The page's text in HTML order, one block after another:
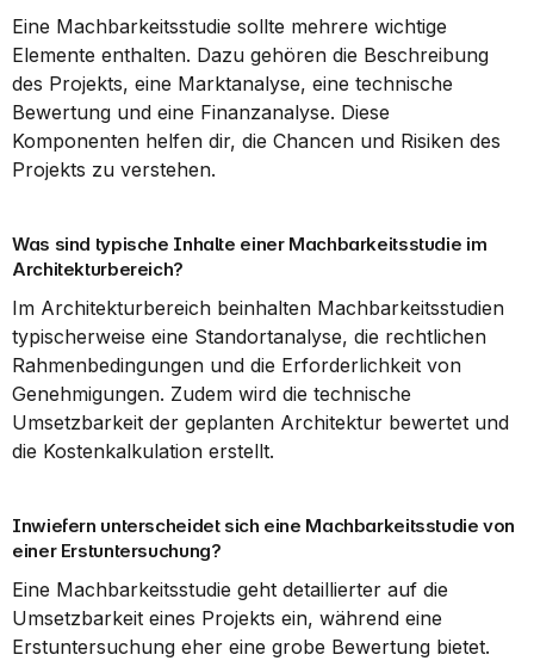
Eine Machbarkeitsstudie sollte mehrere wichtige
Elemente enthalten. Dazu gehören die Beschreibung
des Projekts, eine Marktanalyse, eine technische
Bewertung und eine Finanzanalyse. Diese
Komponenten helfen dir, die Chancen und Risiken des
Projekts zu verstehen.
Was sind typische Inhalte einer Machbarkeitsstudie im
Architekturbereich?
Im Architekturbereich beinhalten Machbarkeitsstudien
typischerweise eine Standortanalyse, die rechtlichen
Rahmenbedingungen und die Erforderlichkeit von
Genehmigungen. Zudem wird die technische
Umsetzbarkeit der geplanten Architektur bewertet und
die Kostenkalkulation erstellt.
Inwiefern unterscheidet sich eine Machbarkeitsstudie von
einer Erstuntersuchung?
Eine Machbarkeitsstudie geht detaillierter auf die
Umsetzbarkeit eines Projekts ein, während eine
Erstuntersuchung eher eine grobe Bewertung bietet.